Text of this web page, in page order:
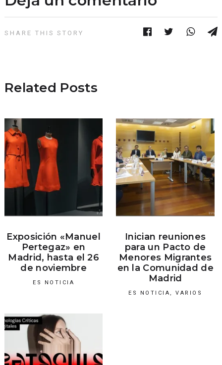
SHARE THIS STORY
Related Posts
Exposición «Manuel
Pertegaz» en
Madrid, hasta el 26
de noviembre
ES NOTICIA
Inician reuniones
para un Pacto de
Menores Migrantes
en la Comunidad de
Madrid
ES NOTICIA ,VARIOS